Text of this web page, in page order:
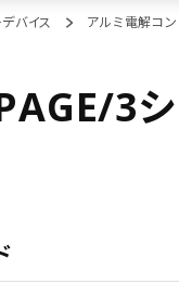
バイス アルミ電解コ
3